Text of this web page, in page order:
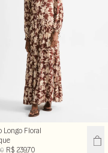
Longo Floral
R$ 239,70